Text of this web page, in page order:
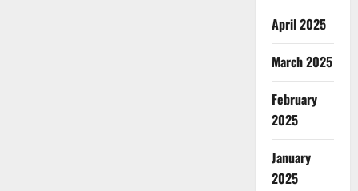
April 2025
March 2025
February
2025
January
2025